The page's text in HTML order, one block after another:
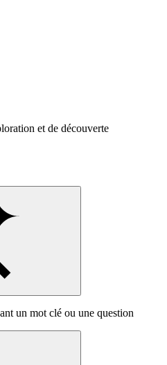
et de découverte
un mot clé ou une question